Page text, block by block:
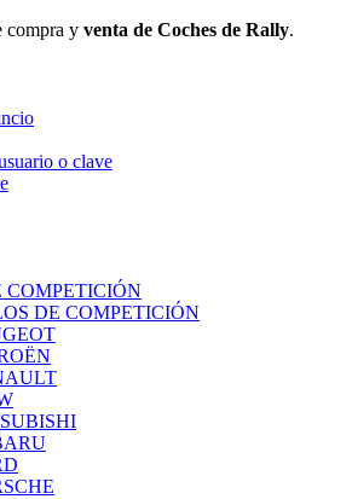
compra y venta de Coches de Rally.
o clave
COMPETICIÓN
DE COMPETICIÓN